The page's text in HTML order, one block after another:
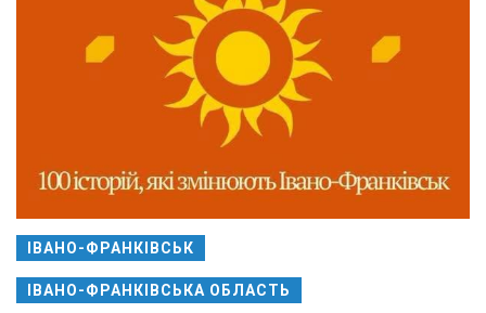
ІВАНО-ФРАНКІВСЬК
ІВАНО-ФРАНКІВСЬКА ОБЛАСТЬ